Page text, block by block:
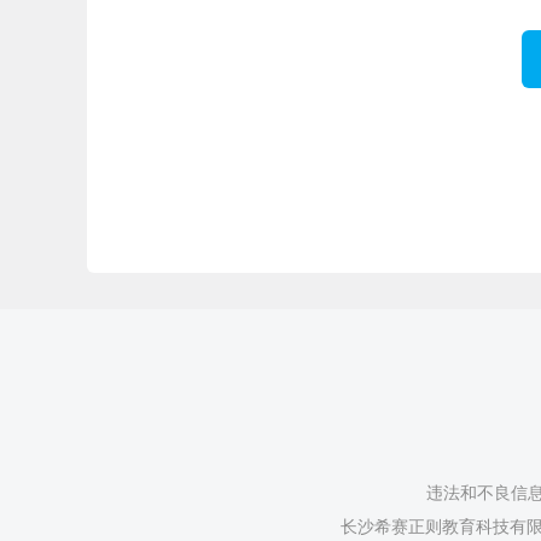
违法和不良信
长沙希赛正则教育科技有